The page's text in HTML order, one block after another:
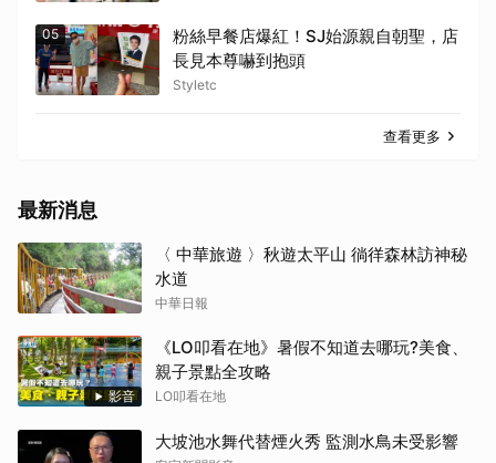
05
粉絲早餐店爆紅！SJ始源親自朝聖，店
長見本尊嚇到抱頭
Styletc
查看更多
最新消息
〈 中華旅遊 〉秋遊太平山 徜徉森林訪神秘
水道
中華日報
影音
《LO叩看在地》暑假不知道去哪玩?美食、
親子景點全攻略
LO叩看在地
大坡池水舞代替煙火秀 監測水鳥未受影響